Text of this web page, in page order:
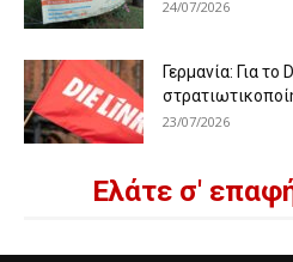
24/07/2026
Γερμανία: Για το
23/07/2026
Ελάτε σ'